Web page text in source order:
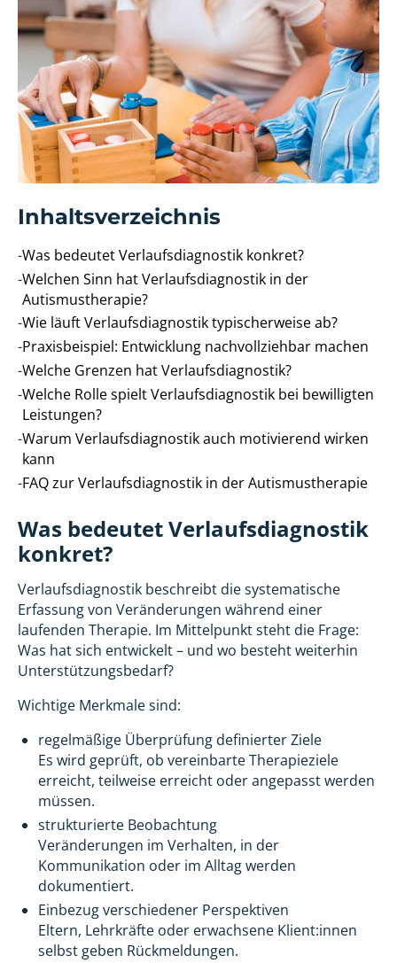
Inhaltsverzeichnis
-Was bedeutet Verlaufsdiagnostik konkret?
-Welchen Sinn hat Verlaufsdiagnostik in der
Autismustherapie?
-Wie läuft Verlaufsdiagnostik typischerweise ab?
-Praxisbeispiel: Entwicklung nachvollziehbar machen
-Welche Grenzen hat Verlaufsdiagnostik?
-Welche Rolle spielt Verlaufsdiagnostik bei bewilligten
Leistungen?
-Warum Verlaufsdiagnostik auch motivierend wirken
kann
-FAQ zur Verlaufsdiagnostik in der Autismustherapie
Was bedeutet Verlaufsdiagnostik
konkret?
Verlaufsdiagnostik beschreibt die systematische
Erfassung von Veränderungen während einer
laufenden Therapie. Im Mittelpunkt steht die Frage:
Was hat sich entwickelt – und wo besteht weiterhin
Unterstützungsbedarf?
Wichtige Merkmale sind:
regelmäßige Überprüfung definierter Ziele
Es wird geprüft, ob vereinbarte Therapieziele
erreicht, teilweise erreicht oder angepasst werden
müssen.
strukturierte Beobachtung
Veränderungen im Verhalten, in der
Kommunikation oder im Alltag werden
dokumentiert.
Einbezug verschiedener Perspektiven
Eltern, Lehrkräfte oder erwachsene Klient:innen
selbst geben Rückmeldungen.